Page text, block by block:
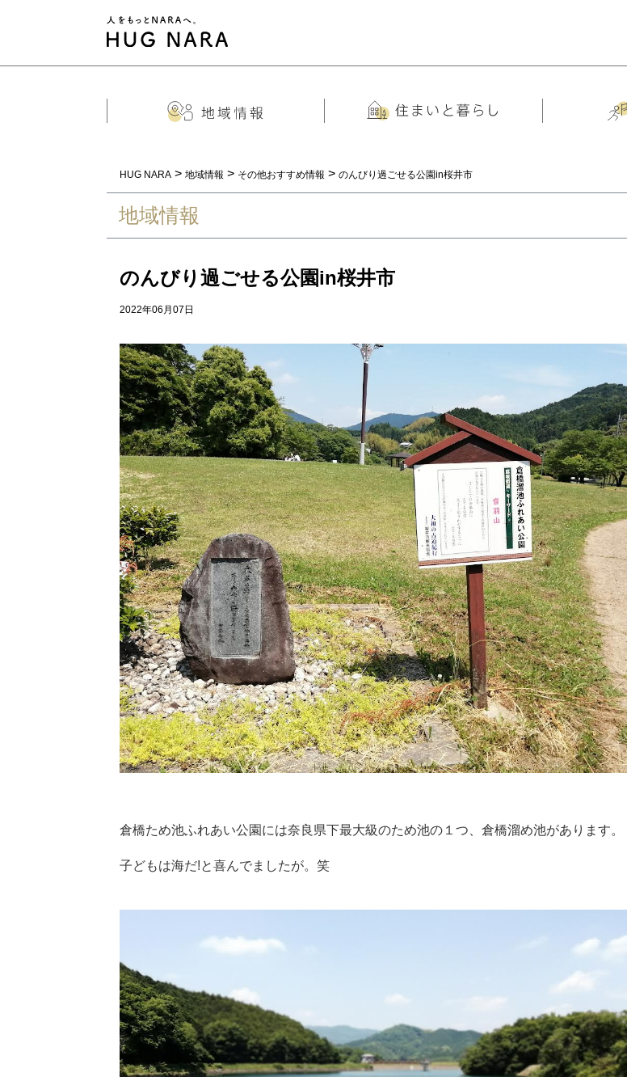
HUG NARA > 地域情報 > その他おすすめ情報 > のんびり過ごせる公園in桜井市
地域情報
のんびり過ごせる公園in桜井市
2022年06月07日
倉橋ため池ふれあい公園には奈良県下最大級のため池の１つ、倉橋溜め池があります。
子どもは海だ!と喜んでましたが。笑